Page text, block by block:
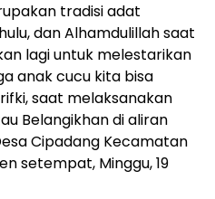
tradisi adat
dan Alhamdulillah saat
lagi untuk melestarikan
anak cucu kita bisa
saat melaksanakan
Belangikhan di aliran
Cipadang Kecamatan
setempat, Minggu, 19